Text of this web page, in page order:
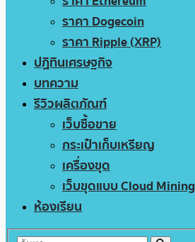
ราคา Dogecoin
ราคา Ripple (XRP)
ปฏิทินเศรษฐกิจ
บทความ
รีวิวผลิตภัณฑ์
เว็บซื้อขาย
กระเป๋าเก็บเหรียญ
เครื่องขุด
เว็บขุดแบบ Cloud Mining
ห้องเรียน